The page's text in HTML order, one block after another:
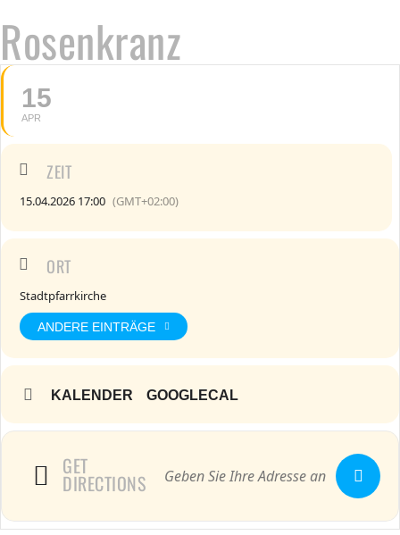
Rosenkranz
15
APR
ZEIT
15.04.2026 17:00 (GMT+02:00)
ORT
Stadtpfarrkirche
ANDERE EINTRÄGE
KALENDER GOOGLECAL
GET
DIRECTIONS